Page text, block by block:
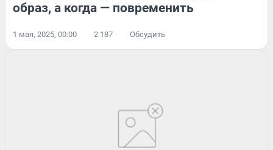
образ, а когда — повременить
1 мая, 2025, 00:00 2 187 Обсудить